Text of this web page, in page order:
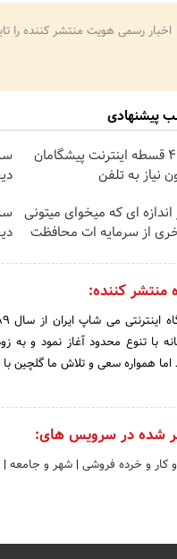
اخبار رسمی هویت منتشر کننده
پیشنهادی
خرید 4 قسطه اینترنت پیشگامان
نیاز به تلفن
ای که میخوای میتونی
از سرمایه ات محافظت
منتشر کننده:
با تنوع محدود آغاز نمود و
اما همواره سعی و تلاش ما گلچین
شده در سرویس های:
و خرده فروشی | شهر و جامعه |